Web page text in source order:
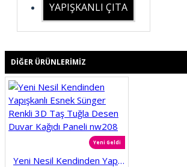
YAPIŞKANLI ÇITA
DIĞER ÜRÜNLERIMIZ
Yeni Geldi
Yeni Nesil Kendinden Yapışkanlı Esnek Sünger Renkli 3D Taş Tuğla Desen Duvar Kağıdı Paneli nw208